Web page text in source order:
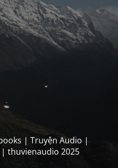
| Truyện Audio |
thuvienaudio 2025